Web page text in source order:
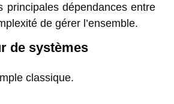
principales dépendances entre
de gérer l’ensemble.
de systèmes
classique.